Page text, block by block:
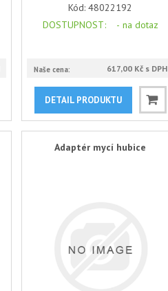
Kód:48022192
DOSTUPNOST: - na dotaz
Naše cena: 617,00 Kč s DPH
DETAIL PRODUKTU
Adaptér mycí hubice